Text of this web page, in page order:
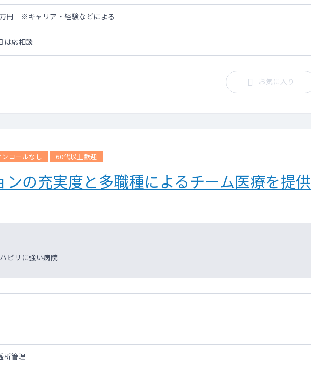
午前）3～4診体制（午後）1～2診体制
院日数：8日程度 ※2025年4月現在
消化器内科領域の診断・治療は概ね院内で完結できる環境であり、
はチームで対応できる体制を整えています。
月曜日の夕方に実施しています。
円 ※キャリア・経験などによる
応相談
お気に入り
ンコールなし 60代以上歓迎
の充実度と多職種によるチーム医療を提供
ビリに強い病院
析管理